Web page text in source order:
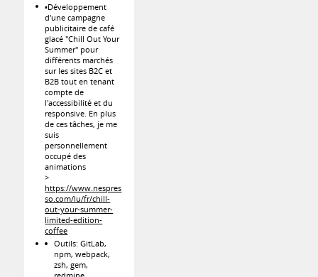
▪️Développement
d'une campagne
publicitaire de café
glacé "Chill Out Your
Summer" pour
différents marchés
sur les sites B2C et
B2B tout en tenant
compte de
l'accessibilité et du
responsive. En plus
de ces tâches, je me
suis
personnellement
occupé des
animations
>
https://www.nespres
so.com/lu/fr/chill-
out-your-summer-
limited-edition-
coffee
Outils: GitLab,
npm, webpack,
zsh, gem,